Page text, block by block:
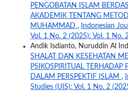
PENGOBATAN ISLAM
AKADEMIK TENTANG
MUHAMMAD ,
Indonesian
Vol. 1 No. 2 (2025): Vol. 1 No.
Andik Isdianto, Nuruddin Al
SHALAT DAN KESEHATAN
PSIKOSPIRITUAL TERHADAP
DALAM PERSPEKTIF ISLAM ,
Studies (IJIS): Vol. 1 No. 2